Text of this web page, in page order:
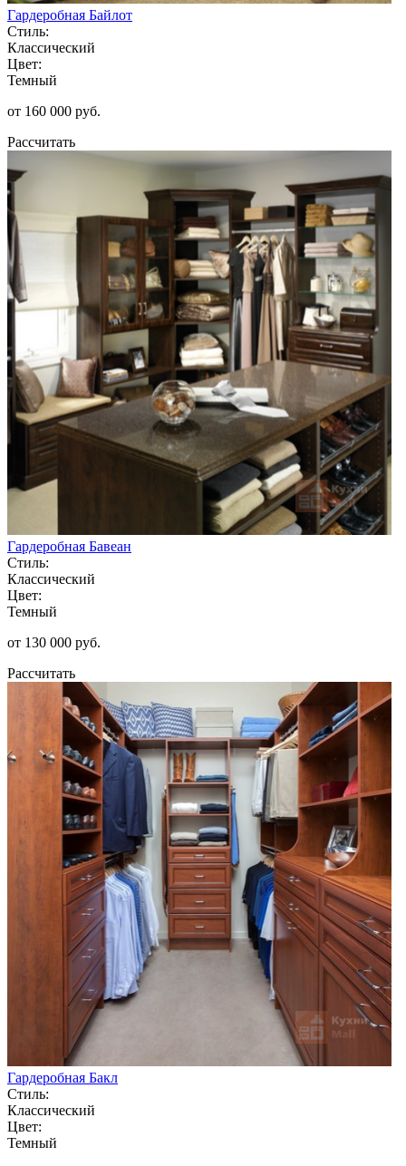
Гардеробная Байлот
Стиль:
Классический
Цвет:
Темный
от 160 000 руб.
Рассчитать
Гардеробная Бавеан
Стиль:
Классический
Цвет:
Темный
от 130 000 руб.
Рассчитать
Гардеробная Бакл
Стиль:
Классический
Цвет:
Темный